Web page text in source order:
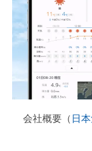
会社概要（ 日